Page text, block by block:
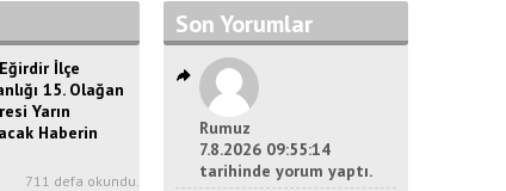
İlçe
15. Olağan
Yarın
Haberin
711 defa okundu.
Son Yorumlar
Rumuz
7.8.2026 09:55:14
tarihinde yorum yaptı.